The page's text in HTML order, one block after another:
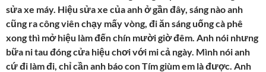
sửa xe máy. Hiệu sửa xe của anh ở gần đây, sáng nào anh
cũng ra công viên chạy mấy vòng, đi ăn sáng uống cà phê
xong thì mở hiệu làm đến chín mười giờ đêm. Anh nói nhưng
bữa ni tau đóng cửa hiệu chơi với mi cả ngày. Mình nói anh
cứ đi làm đi, chỉ cần anh báo con Tím giùm em là được. Anh